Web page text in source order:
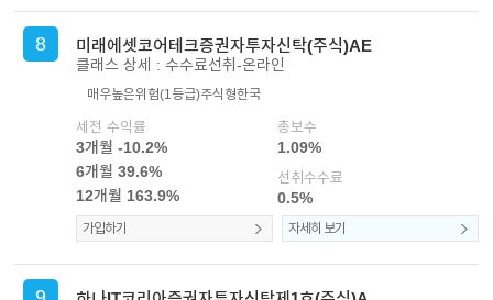
8 미래에셋코어테크증권자투자신탁(주식)AE
클래스 상세 : 수수료선취-온라인
매우높은위험(1등급)주식형한국
세전 수익률
3개월 -10.2%
6개월 39.6%
12개월 163.9%
총보수
1.09%
선취수수료
0.5%
가입하기 자세히 보기